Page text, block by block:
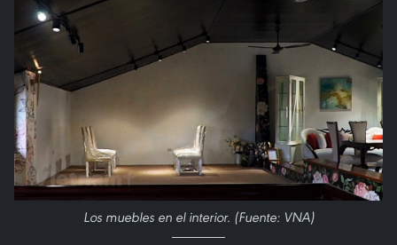
Los muebles en el interior. (Fuente: VNA)